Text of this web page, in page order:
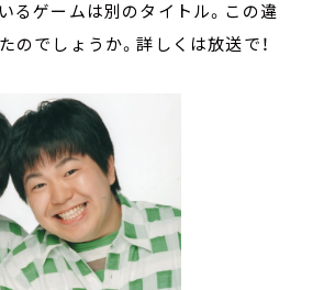
るゲームは別のタイトル。この違
のでしょうか。詳しくは放送で！